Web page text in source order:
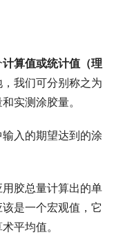
计算值或统计值（理
我们可分别称之为
实测涂胶量。
入的期望达到的涂
胶总量计算出的单
是一个宏观值，它
平均值。